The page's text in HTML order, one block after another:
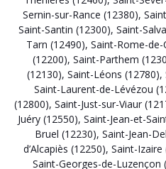
Sernin-sur-Rance (12380),
Saint-Santin (12300), Saint-
Tarn (12490), Saint-Rome-
(12200), Saint-Parthem
(12130), Saint-Léons (12780),
Saint-Laurent-de-Lévézou
(12800), Saint-Just-sur-Viaur
Juéry (12550), Saint-Jean-et-
Bruel (12230), Saint-Jean-
d’Alcapiès (12250), Saint-Izaire
Saint-Georges-de-Luzençon